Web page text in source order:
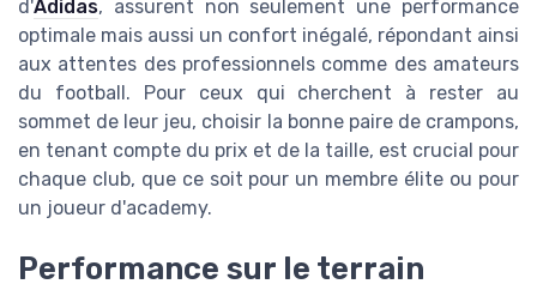
d'Adidas, assurent non seulement une performance
optimale mais aussi un confort inégalé, répondant ainsi
aux attentes des professionnels comme des amateurs
du football. Pour ceux qui cherchent à rester au
sommet de leur jeu, choisir la bonne paire de crampons,
en tenant compte du prix et de la taille, est crucial pour
chaque club, que ce soit pour un membre élite ou pour
un joueur d'academy.
Performance sur le terrain